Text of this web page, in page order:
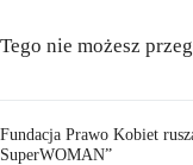
Tego nie możesz
Fundacja Prawo Kobiet
SuperWOMAN”